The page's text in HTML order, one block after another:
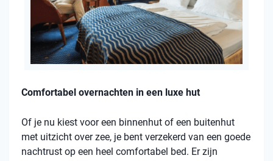
Comfortabel overnachten in een luxe hut
Of je nu kiest voor een binnenhut of een buitenhut
met uitzicht over zee, je bent verzekerd van een goede
nachtrust op een heel comfortabel bed. Er zijn